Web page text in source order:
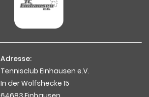
Adresse:
Tennisclub Einhausen e.V.
In der Wolfshecke 15